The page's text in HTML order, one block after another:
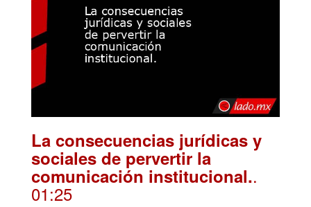
La consecuencias jurídicas y
sociales de pervertir la
comunicación institucional..
01:25